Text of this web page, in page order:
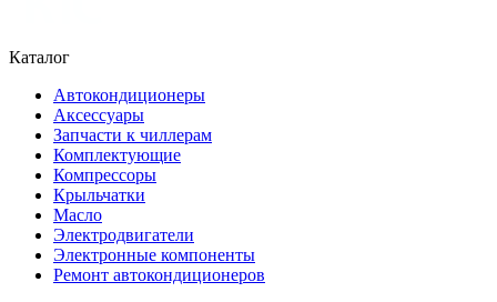
Каталог
Автокондиционеры
Аксессуары
Запчасти к чиллерам
Комплектующие
Компрессоры
Крыльчатки
Масло
Электродвигатели
Электронные компоненты
Ремонт автокондиционеров